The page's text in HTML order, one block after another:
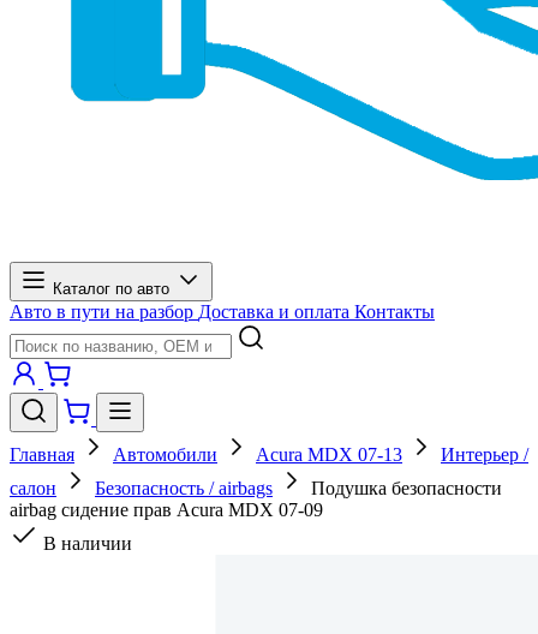
Каталог по авто
Авто в пути на разбор Доставка и оплата Контакты
Главная Автомобили Acura MDX 07-13
Интерьер /
салон
Безопасность / airbags
Подушка безопасности
airbag сидение прав Acura MDX 07-09
В наличии